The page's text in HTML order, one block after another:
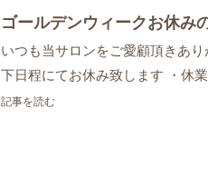
ゴールデンウィークお休み
いつも当サロンをご愛顧頂きあ
下日程にてお休み致します ・休
記事を読む